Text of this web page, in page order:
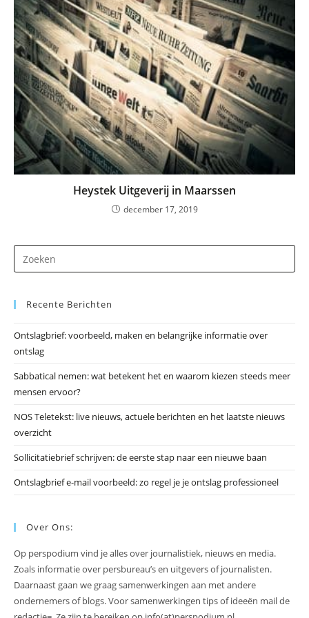
Heystek Uitgeverij in Maarssen
december 17, 2019
op
Recente Berichten
Ontslagbrief: voorbeeld, maken en belangrijke informatie over
ontslag
Sabbatical nemen: wat betekent het en waarom kiezen steeds meer
mensen ervoor?
NOS Teletekst: live nieuws, actuele berichten en het laatste nieuws
overzicht
Sollicitatiebrief schrijven: de eerste stap naar een nieuwe baan
Ontslagbrief e-mail voorbeeld: zo regel je je ontslag professioneel
Over Ons:
Op perspodium vind je alles over journalistiek, nieuws en media.
Zoals informatie over persbureau’s en uitgevers of journalisten.
Daarnaast gaan we graag samenwerkingen aan met andere
ondernemers of blogs. Voor samenwerkingen tips of ideeën mail de